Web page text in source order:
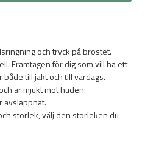
och tryck på bröstet.
Framtagen för dig som vill ha ett
till jakt och till vardags.
är mjukt mot huden.
avslappnat.
storlek, välj den storleken du